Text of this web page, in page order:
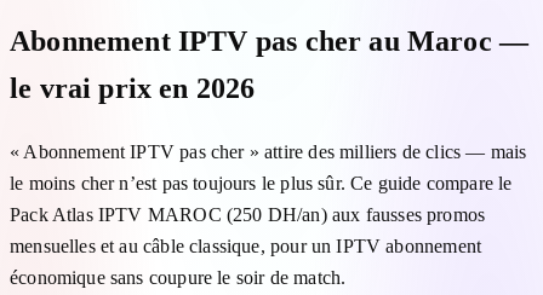
Abonnement IPTV pas cher au Maroc —
le vrai prix en 2026
« Abonnement IPTV pas cher » attire des milliers de clics — mais
le moins cher n’est pas toujours le plus sûr. Ce guide compare le
Pack Atlas IPTV MAROC (250 DH/an) aux fausses promos
mensuelles et au câble classique, pour un IPTV abonnement
économique sans coupure le soir de match.